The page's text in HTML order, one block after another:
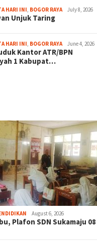
PKK
Tiru
July 30, 2024
Antisipasi
dan Pemkab
HARI INI BOGOR RAYA July 8, 2026
Unjuk Taring
HARI INI BOGOR RAYA June 4, 2026
Kantor ATR/BPN
1 Kabupat…
August 6, 2026
Plafon SDN Sukamaju 08